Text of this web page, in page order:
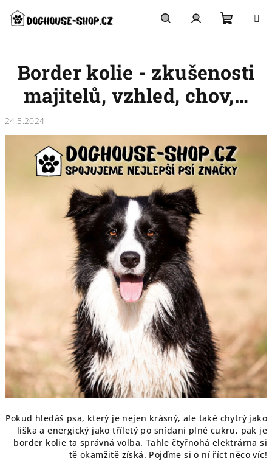
obsah
košík
Border kolie - zkušenosti
majitelů, vzhled, chov,…
24.5.2024
Pokud hledáš psa, který je nejen krásný, ale také chytrý jako
liška a energický jako tříletý po snídani plné cukru, pak je
border kolie ta správná volba. Tahle čtyřnohá elektrárna si
tě okamžitě získá. Pojďme si o ní říct něco víc!